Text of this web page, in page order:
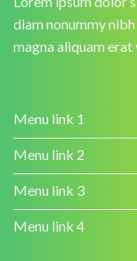
diam nonummy
magna aliquam
Menu link 1
Menu link 2
Menu link 3
Menu link 4